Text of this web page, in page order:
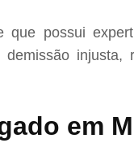
que possui
injusta,
em